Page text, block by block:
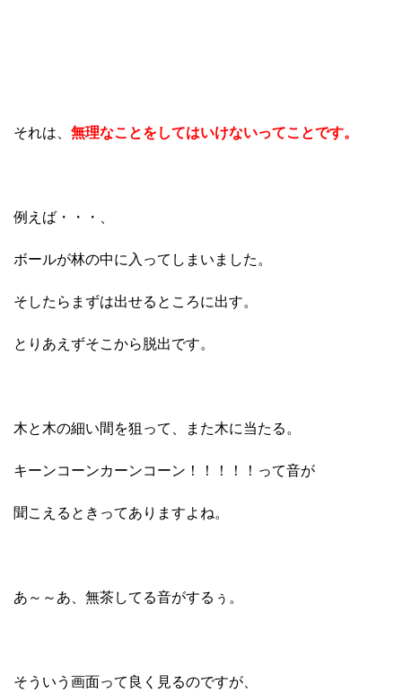
それは、 無理なことをしてはいけないってことです。
例えば・・・、
ボールが林の中に入ってしまいました。
そしたらまずは出せるところに出す。
とりあえずそこから脱出です。
木と木の細い間を狙って、また木に当たる。
キーンコーンカーンコーン！！！！！って音が
聞こえるときってありますよね。
あ～～あ、無茶してる音がするぅ。
そういう画面って良く見るのですが、